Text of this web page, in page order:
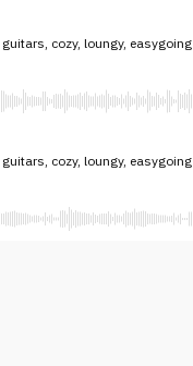
cozy, loungy, easygoing
cozy, loungy, easygoing